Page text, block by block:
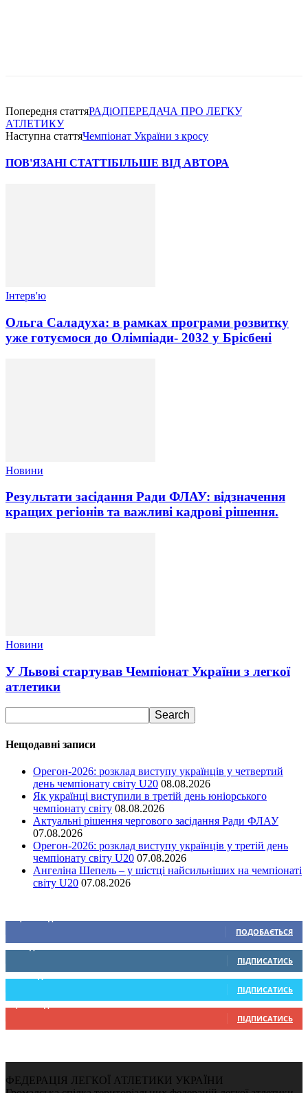
Попередня статтяРАДiОПЕРЕДАЧА ПРО ЛЕГКУ
АТЛЕТИКУ
Наступна статтяЧемпiонат України з кросу
ПОВ'ЯЗАНІ СТАТТІБІЛЬШЕ ВІД АВТОРА
Інтерв'ю
Ольга Саладуха: в рамках програми розвитку
уже готуємося до Олімпіади- 2032 у Брісбені
Новини
Результати засідання Ради ФЛАУ: відзначення
кращих регіонів та важливі кадрові рішення.
Новини
У Львові стартував Чемпіонат України з легкої
атлетики
Нещодавні записи
Орегон-2026: розклад виступу українців у четвертий
день чемпіонату світу U20 08.08.2026
Як українці виступили в третій день юніорського
чемпіонату світу 08.08.2026
Актуальні рішення чергового засідання Ради ФЛАУ
07.08.2026
Орегон-2026: розклад виступу українців у третій день
чемпіонату світу U20 07.08.2026
Ангеліна Шепель – у шістці найсильніших на чемпіонаті
світу U20 07.08.2026
ПОДОБАЄТЬСЯ
0 Підписників
ПІДПИСАТИСЬ
234 Підписників
ПІДПИСАТИСЬ
9,370 Підписників
ПІДПИСАТИСЬ
ФЕДЕРАЦІЯ ЛЕГКОЇ АТЛЕТИКИ УКРАЇНИ